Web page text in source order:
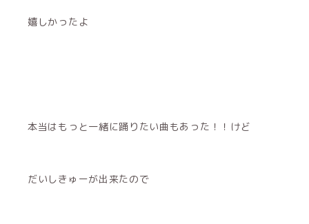
嬉しかったよ
本当はもっと一緒に踊りたい曲もあった！！けど
だいしきゅーが出来たので